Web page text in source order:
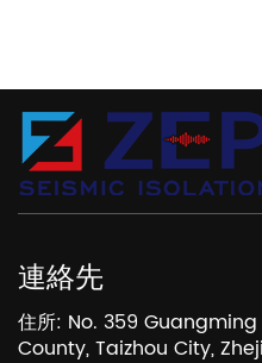
連絡先
住所: No. 359
County, Taizhou City,